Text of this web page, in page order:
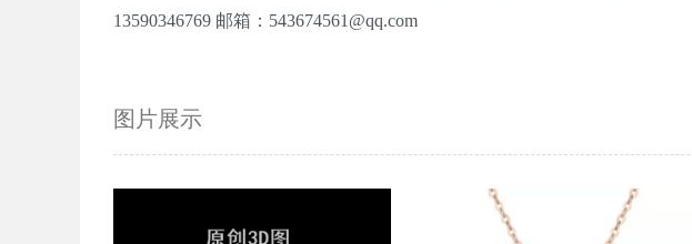
13590346769 邮箱：543674561@qq.com
图片展示